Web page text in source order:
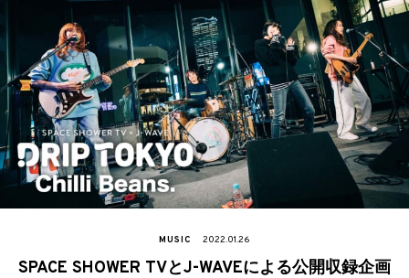
MUSIC 2022.01.26
SPACE SHOWER TVとJ-WAVEによる公開収録企画